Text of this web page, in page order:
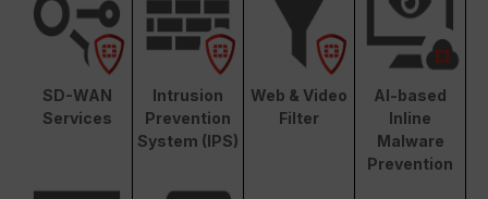
SD-WAN
Services
Intrusion
Prevention
System (IPS)
Web & Video
Filter
AI-based
Inline
Malware
Prevention